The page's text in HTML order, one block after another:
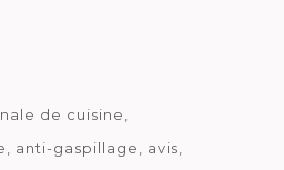
de cuisine
anti-gaspillage
avis